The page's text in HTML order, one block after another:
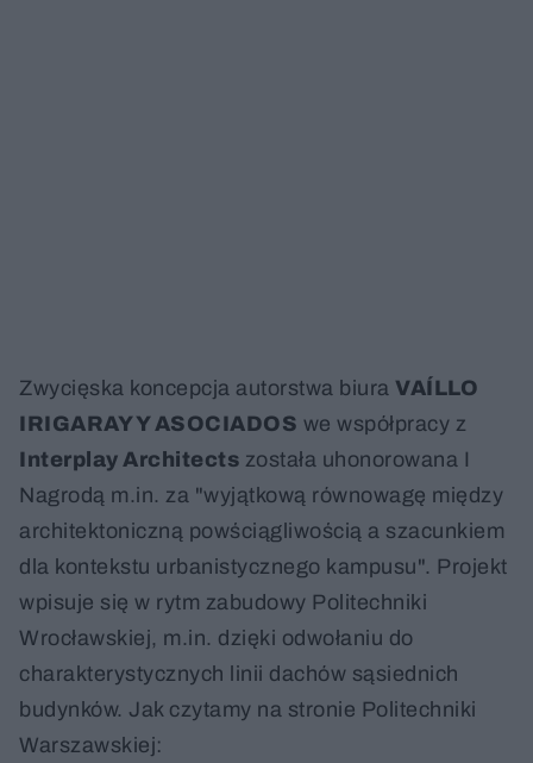
Zwycięska koncepcja autorstwa biura VAÍLLO
IRIGARAY Y ASOCIADOS we współpracy z
Interplay Architects została uhonorowana I
Nagrodą m.in. za "wyjątkową równowagę między
architektoniczną powściągliwością a szacunkiem
dla kontekstu urbanistycznego kampusu". Projekt
wpisuje się w rytm zabudowy Politechniki
Wrocławskiej, m.in. dzięki odwołaniu do
charakterystycznych linii dachów sąsiednich
budynków. Jak czytamy na stronie Politechniki
Warszawskiej: